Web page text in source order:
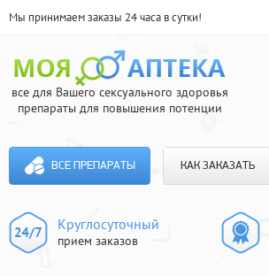
Мы принимаем заказы 24 часа в сутки!
все для Вашего сексуального здоровья
препараты для повышения потенции
ВСЕ ПРЕПАРАТЫ КАК ЗАКАЗАТЬ
Круглосуточный
прием заказов